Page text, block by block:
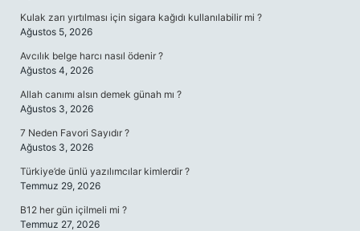
Kulak zarı yırtılması için sigara kağıdı kullanılabilir mi ?
Ağustos 5, 2026
Avcılık belge harcı nasıl ödenir ?
Ağustos 4, 2026
Allah canımı alsın demek günah mı ?
Ağustos 3, 2026
7 Neden Favori Sayıdır ?
Ağustos 3, 2026
Türkiye’de ünlü yazılımcılar kimlerdir ?
Temmuz 29, 2026
B12 her gün içilmeli mi ?
Temmuz 27, 2026